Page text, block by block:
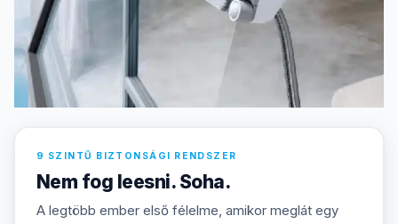
9 SZINTŰ BIZTONSÁGI RENDSZER
Nem fog leesni. Soha.
A legtöbb ember első félelme, amikor meglát egy